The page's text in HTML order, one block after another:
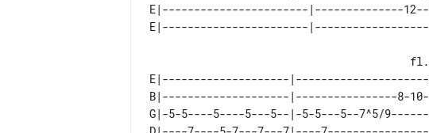
E|-----------------------|--------------
E|--------------------|---------------------
B|--------------------|----------------8-
G|-5-5----5----5---5--|-5-5---5--7^5/